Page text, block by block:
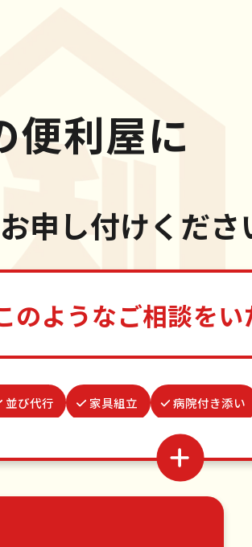
便利屋に
お申し付けくださ
のようなご相談をい
並び代行 家具組立 病院付き添い
ゴキブリ駆除
結婚式代理出席
植木の剪